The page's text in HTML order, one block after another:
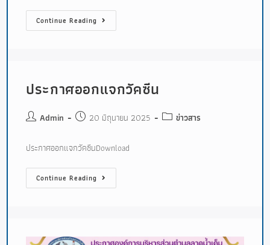
Continue Reading
ประกาศออกแจกวัคซีน
Admin 20 มิถุนายน 2025 ข่าวสาร
ประกาศออกแจกวัคซีนDownload
Continue Reading